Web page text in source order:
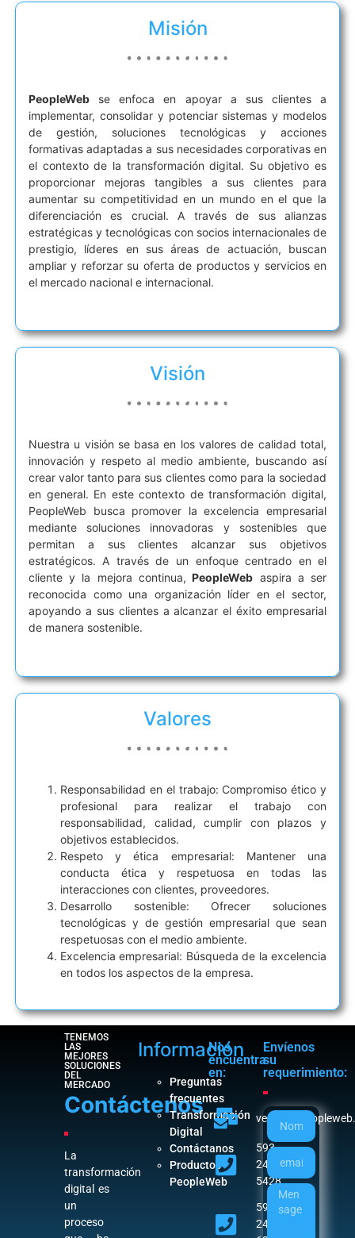
Misión
PeopleWebse enfoca en apoyar a sus clientes a
implementar, consolidar y potenciar sistemas y modelos
de gestión, soluciones tecnológicas y acciones
formativas adaptadas a sus necesidades corporativas en
el contexto de la transformación digital. Su objetivo es
proporcionar mejoras tangibles a sus clientes para
aumentar su competitividad en un mundo en el que la
diferenciación es crucial. A través de sus alianzas
estratégicas y tecnológicas con socios internacionales de
prestigio, líderes en sus áreas de actuación, buscan
ampliar y reforzar su oferta de productos y servicios en
el mercado nacional e internacional.
Visión
Nuestra u visión se basa en los valores de calidad total,
innovación y respeto al medio ambiente, buscando así
crear valor tanto para sus clientes como para la sociedad
en general. En este contexto de transformación digital,
PeopleWeb busca promover la excelencia empresarial
mediante soluciones innovadoras y sostenibles que
permitan a sus clientes alcanzar sus objetivos
estratégicos. A través de un enfoque centrado en el
cliente y la mejora continua, PeopleWeb aspira a ser
reconocida como una organización líder en el sector,
apoyando a sus clientes a alcanzar el éxito empresarial
de manera sostenible.
Valores
Responsabilidad en el trabajo: Compromiso ético y
profesional para realizar el trabajo con
responsabilidad, calidad, cumplir con plazos y
objetivos establecidos.
Respeto y ética empresarial: Mantener una
conducta ética y respetuosa en todas las
interacciones con clientes, proveedores.
Desarrollo sostenible: Ofrecer soluciones
tecnológicas y de gestión empresarial que sean
respetuosas con el medio ambiente.
Excelencia empresarial: Búsqueda de la excelencia
en todos los aspectos de la empresa.
TENEMOS
LAS
MEJORES
SOLUCIONES
DEL
MERCADO
Contáctenos
La
transformación
digital es
un
proceso
Información
Preguntas
frecuentes
Transformación
Digital
Contáctanos
Productos
PeopleWeb
Nos
encuentra
en:
593
242
5428
593
242
Envíenos
su
requerimiento: